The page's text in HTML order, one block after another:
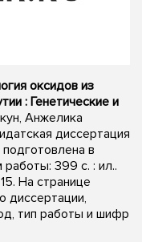
оксидов из
: Генетические и
Анжелика
диссертация
в
399 с. : ил..
На странице
диссертации,
тип работы и шифр